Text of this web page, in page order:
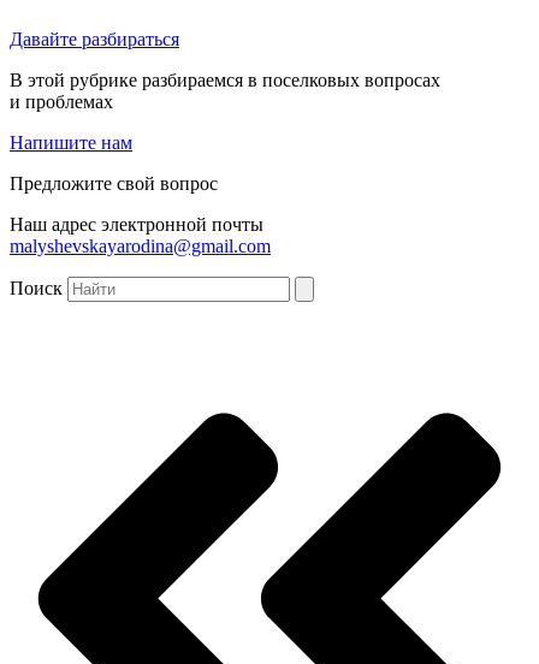
Давайте разбираться
В этой рубрике разбираемся в поселковых вопросах
и проблемах
Напишите нам
Предложите свой вопрос
Наш адрес электронной почты
malyshevskayarodina@gmail.com
Поиск